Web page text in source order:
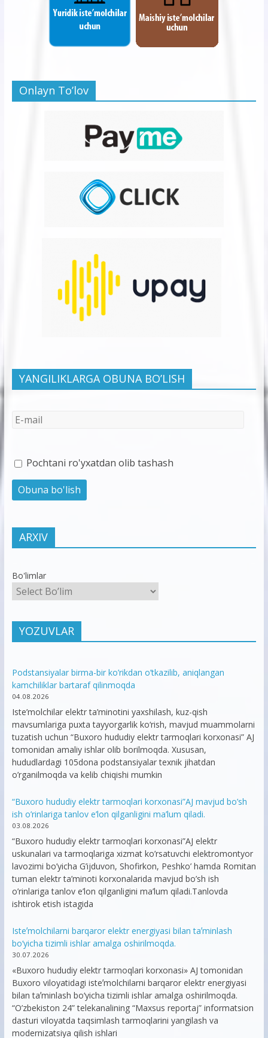
Onlayn To’lov
YANGILIKLARGA OBUNA BO’LISH
Pochtani ro'yxatdan olib tashash
ARXIV
Bo'limlar
YOZUVLAR
Podstansiyalar birma-bir ko’rikdan o’tkazilib, aniqlangan
kamchiliklar bartaraf qilinmoqda
04.08.2026
Iste’molchilar elektr ta’minotini yaxshilash, kuz-qish
mavsumlariga puxta tayyorgarlik ko‘rish, mavjud muammolarni
tuzatish uchun “Buxoro hududiy elektr tarmoqlari korxonasi” AJ
tomonidan amaliy ishlar olib borilmoqda. Xususan,
hududlardagi 105dona podstansiyalar texnik jihatdan
o’rganilmoqda va kelib chiqishi mumkin
“Buxoro hududiy elektr tarmoqlari korxonasi”AJ mavjud bo’sh
ish o’rinlariga tanlov e’lon qilganligini ma’lum qiladi.
03.08.2026
“Buxoro hududiy elektr tarmoqlari korxonasi”AJ elektr
uskunalari va tarmoqlariga xizmat ko’rsatuvchi elektromontyor
lavozimi bo’yicha G’ijduvon, Shofirkon, Peshko’ hamda Romitan
tuman elektr ta’minoti korxonalarida mavjud bo’sh ish
o’rinlariga tanlov e’lon qilganligini ma’lum qiladi.Tanlovda
ishtirok etish istagida
Isteʼmolchilarni barqaror elektr energiyasi bilan taʼminlash
bo‘yicha tizimli ishlar amalga oshirilmoqda.
30.07.2026
«Buxoro hududiy elektr tarmoqlari korxonasi» AJ tomonidan
Buxoro viloyatidagi isteʼmolchilarni barqaror elektr energiyasi
bilan taʼminlash bo‘yicha tizimli ishlar amalga oshirilmoqda.
“O’zbekiston 24” telekanalining “Maxsus reportaj” informatsion
dasturi viloyatda taqsimlash tarmoqlarini yangilash va
modernizatsiya qilish ishlari